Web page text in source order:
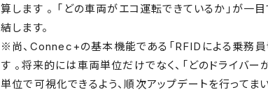
算します 。 「どの車両がエコ運転できているか」が一目
結します。
※尚、Connec+の基本機能である「RFIDによる乗務員
す 。将来的には車両単位だけでなく、「どのドライバ
単位で可視化できるよう、順次アップデートを行ってまい